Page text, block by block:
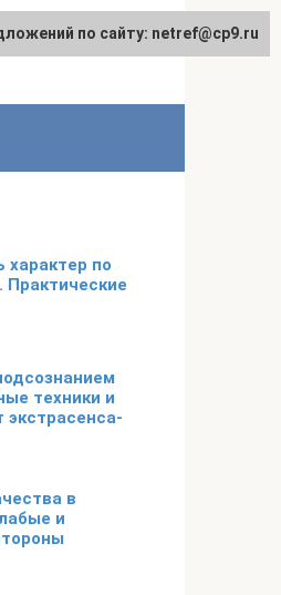
характер по
Практические
техники и
экстрасенса-
в
и
по сайту: netref@cp9.ru